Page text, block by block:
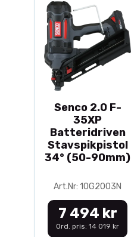
Senco 2.0 F-
35XP
Batteridriven
Stavspikpistol
34° (50-90mm)
Art.Nr: 10G2003N
7 494 kr
Ord. pris: 14 019 kr